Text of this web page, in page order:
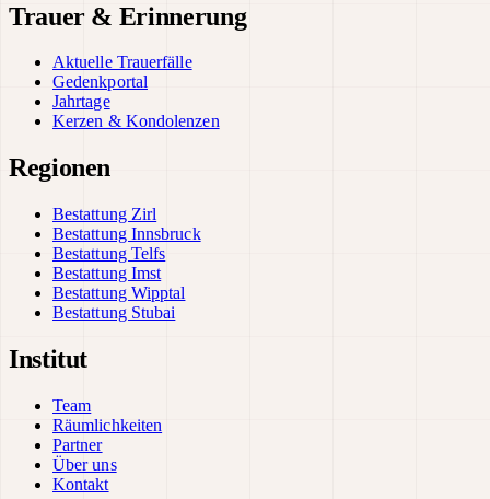
Trauer & Erinnerung
Aktuelle Trauerfälle
Gedenkportal
Jahrtage
Kerzen & Kondolenzen
Regionen
Bestattung Zirl
Bestattung Innsbruck
Bestattung Telfs
Bestattung Imst
Bestattung Wipptal
Bestattung Stubai
Institut
Team
Räumlichkeiten
Partner
Über uns
Kontakt